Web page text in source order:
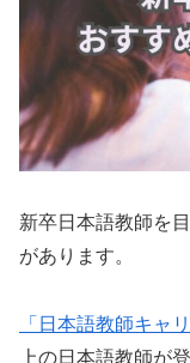
新卒日本語教師を
があります。
「日本語教師キャリ
上の日本語教師が